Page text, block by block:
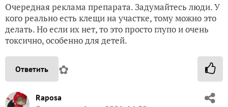
Очередная реклама препарата. Задумайтесь люди. У
кого реально есть клещи на участке, тому можно это
делать. Но если их нет, то это просто глупо и очень
токсично, особенно для детей.
Ответить ✿
Raposa